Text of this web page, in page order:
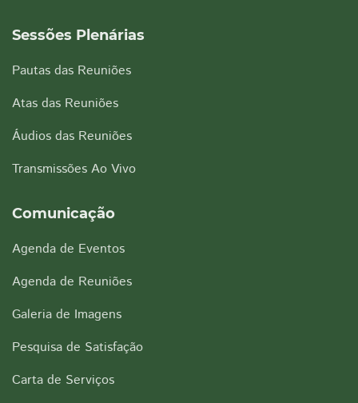
Sessões Plenárias
Pautas das Reuniões
Atas das Reuniões
Áudios das Reuniões
Transmissões Ao Vivo
Comunicação
Agenda de Eventos
Agenda de Reuniões
Galeria de Imagens
Pesquisa de Satisfação
Carta de Serviços